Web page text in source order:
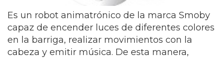
Es un robot animatrónico de la marca Smoby
capaz de encender luces de diferentes colores
en la barriga, realizar movimientos con la
cabeza y emitir música. De esta manera,